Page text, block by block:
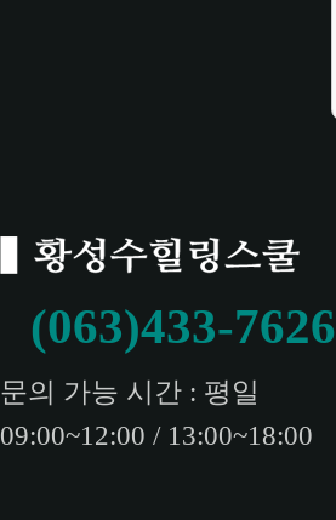
(063)433-7626
문의 가능 시간 : 평일
09:00~12:00 / 13:00~18:00